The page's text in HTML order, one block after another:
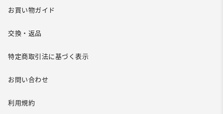
お買い物ガイド
交換・返品
特定商取引法に基づく表示
お問い合わせ
利用規約